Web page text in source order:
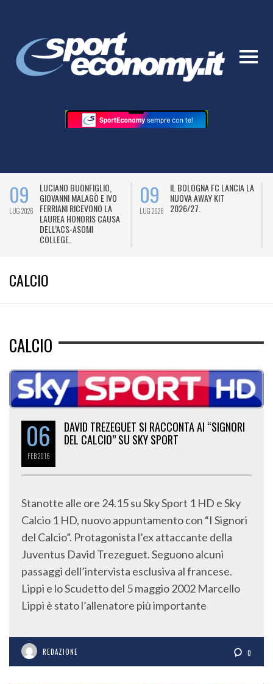
09
LUG 2026
LUCIANO BUONFIGLIO,
GIOVANNI MALAGÒ E IVO
FERRIANI RICEVONO LA
LAUREA HONORIS CAUSA
DELL’ACS-ASOMI
COLLEGE.
09
LUG 2026
IL BOLOGNA FC LANCIA LA
NUOVA AWAY KIT
2026/27.
CALCIO
CALCIO
06
FEB2016
DAVID TREZEGUET SI RACCONTA AI “SIGNORI
DEL CALCIO” SU SKY SPORT
Stanotte alle ore 24.15 su Sky Sport 1 HD e Sky
Calcio 1 HD, nuovo appuntamento con “I Signori
del Calcio”. Protagonista l’ex attaccante della
Juventus David Trezeguet. Seguono alcuni
passaggi dell’intervista esclusiva al francese.
Lippi e lo Scudetto del 5 maggio 2002 Marcello
Lippi è stato l’allenatore più importante
REDAZIONE 0